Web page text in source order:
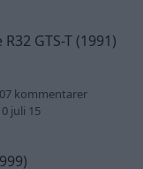
GTS-T (1991)
kommentarer
juli 15